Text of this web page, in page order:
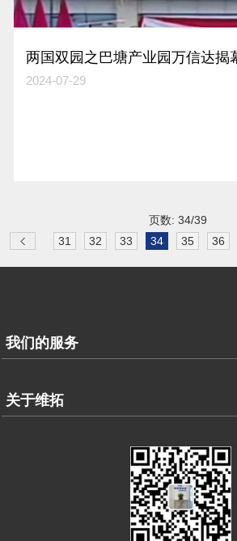
两国双园之巴塘产业园万信达揭
2024-07-29
页数: 34/39
31
32 33 34 35 36
我们的服务
关于维拓